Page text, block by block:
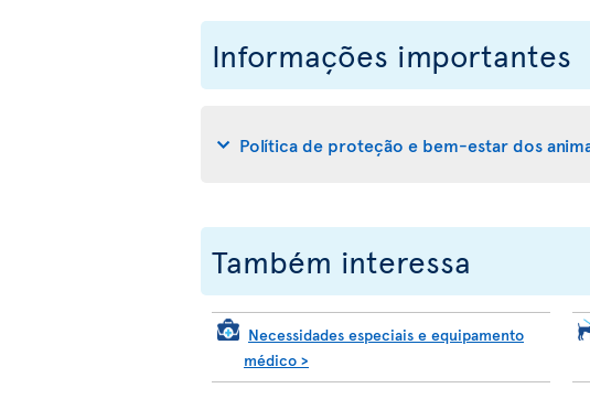
Informações importantes
Política de proteção e bem-estar dos
Também interessa
Necessidades especiais e equipamento
médico >